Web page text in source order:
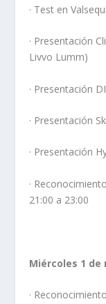
· Test en
· Presentación
Livvo Lumm)
· Presentación
· Presentación
· Presentación
·
21:00 a 23:00
Miércoles 1 de
·